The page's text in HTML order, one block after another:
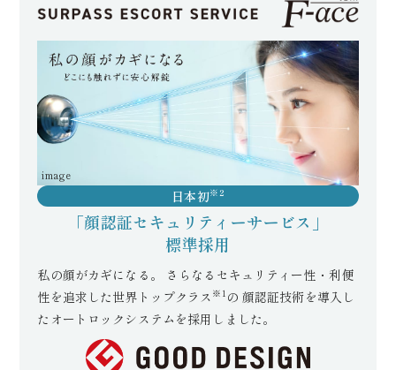
image
日本初※2
「顔認証セキュリティーサービス」
標準採用
私の顔がカギになる。
さらなるセキュリティー性・利便
性を追求した世界トップクラス ※1 の 顔認証技術を導入し
たオートロックシステムを採用しました。